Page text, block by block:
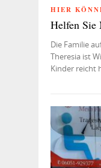
HIER
Helfen Sie
Die Familie
Theresia ist
Kinder reicht